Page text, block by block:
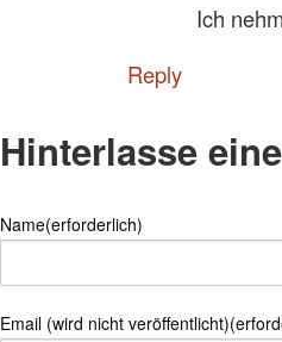
Ich
Reply
Hinterlasse
Name(erforderlich)
Email (wird nicht